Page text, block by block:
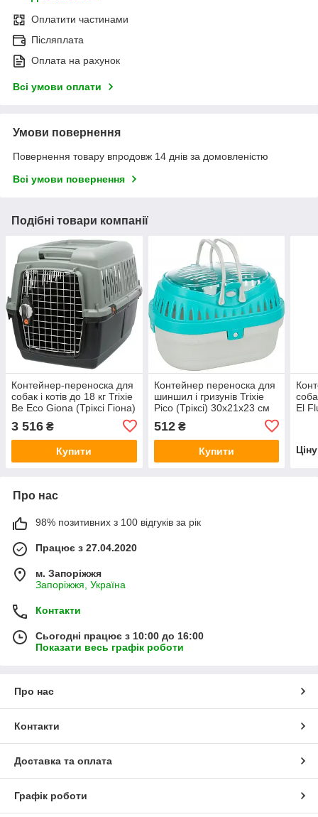
Оплатити частинами
Післяплата
Оплата на рахунок
Всі умови оплати
Умови повернення
Повернення товару впродовж 14 днів за домовленістю
Всі умови повернення
Подібні товари компанії
Контейнер-переноска для
собак і котів до 18 кг Trixie
Be Eco Giona (Тріксі Гіона)
3 516 ₴
Купити
Контейнер переноска для
шиншил і гризунів Trixie
Pico (Тріксі) 30x21x23 см
512₴
Купити
El
Про нас
98% позитивних з 100 відгуків за рік
Працює з 27.04.2020
м. Запоріжжя
Запоріжжя, Україна
Контакти
Сьогодні працює з 10:00 до 16:00
Показати весь графік роботи
Про нас
Контакти
Доставка та оплата
Графік роботи